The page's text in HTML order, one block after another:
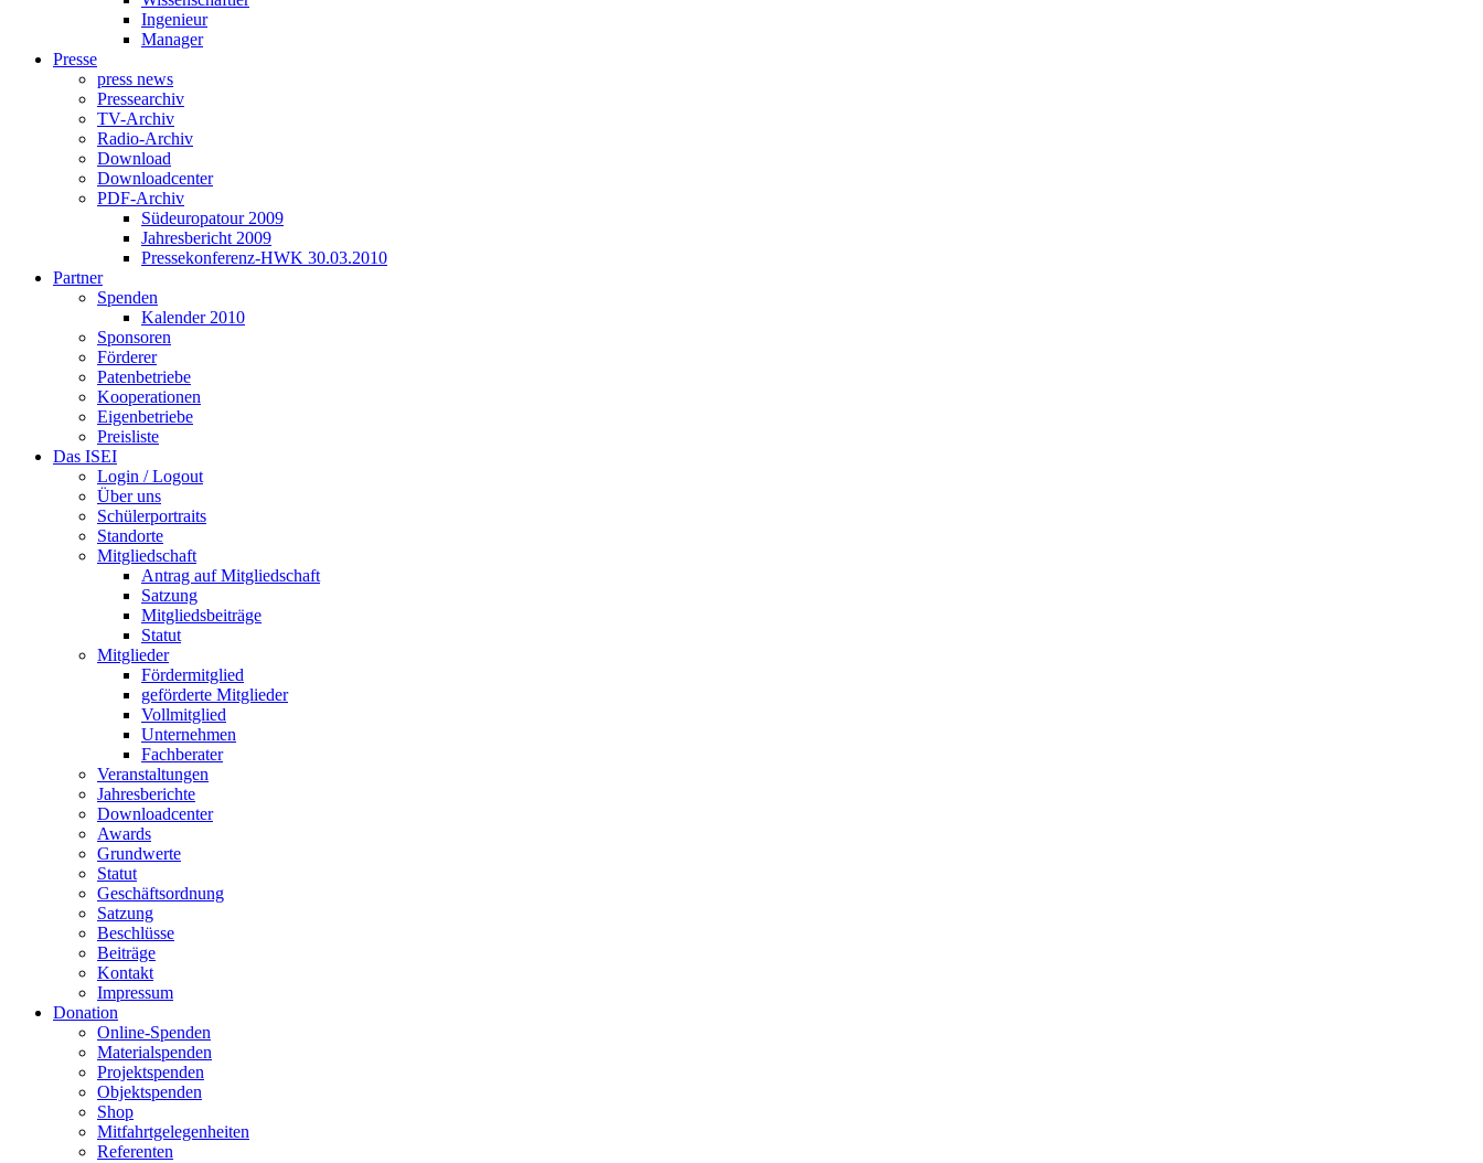
Ingenieur
Manager
Presse
press news
Pressearchiv
TV-Archiv
Radio-Archiv
Download
Downloadcenter
PDF-Archiv
Südeuropatour 2009
Jahresbericht 2009
Pressekonferenz-HWK 30.03.2010
Partner
Spenden
Kalender 2010
Sponsoren
Förderer
Patenbetriebe
Kooperationen
Eigenbetriebe
Preisliste
Das ISEI
Login / Logout
Über uns
Schülerportraits
Standorte
Mitgliedschaft
Antrag auf Mitgliedschaft
Satzung
Mitgliedsbeiträge
Statut
Mitglieder
Fördermitglied
geförderte Mitglieder
Vollmitglied
Unternehmen
Fachberater
Veranstaltungen
Jahresberichte
Downloadcenter
Awards
Grundwerte
Statut
Geschäftsordnung
Satzung
Beschlüsse
Beiträge
Kontakt
Impressum
Donation
Online-Spenden
Materialspenden
Projektspenden
Objektspenden
Shop
Mitfahrtgelegenheiten
Referenten